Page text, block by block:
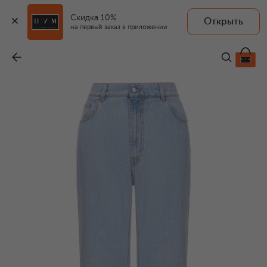
Скидка 10%
на первый заказ в приложении
Открыть